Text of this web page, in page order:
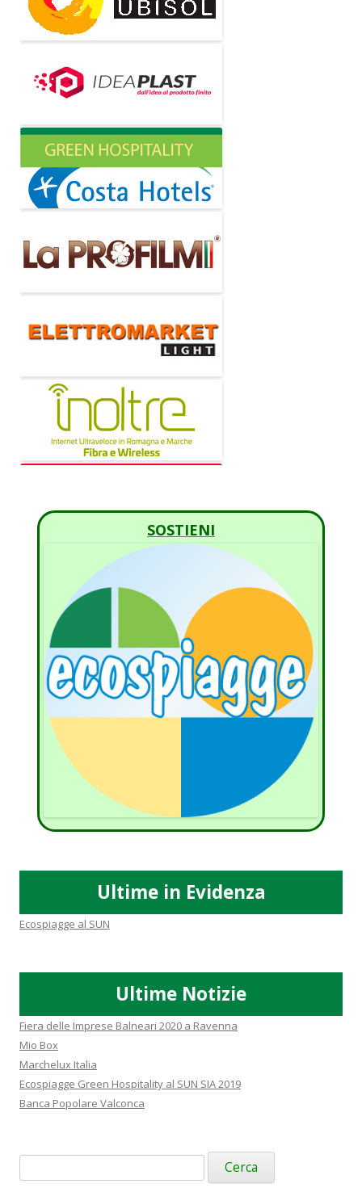
SOSTIENI
Ultime in Evidenza
Ecospiagge al SUN
Ultime Notizie
Fiera delle Imprese Balneari 2020 a Ravenna
Mio Box
Marchelux Italia
Ecospiagge Green Hospitality al SUN SIA 2019
Banca Popolare Valconca
Ricerca
per: